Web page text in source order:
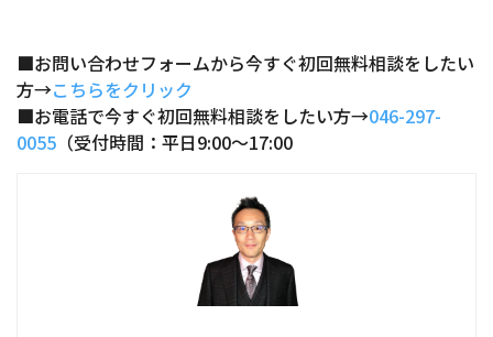
■お問い合わせフォームから今すぐ初回無料相談をしたい
方→こちらをクリック
■お電話で今すぐ初回無料相談をしたい方→046-297-
0055 （受付時間：平日9:00～17:00